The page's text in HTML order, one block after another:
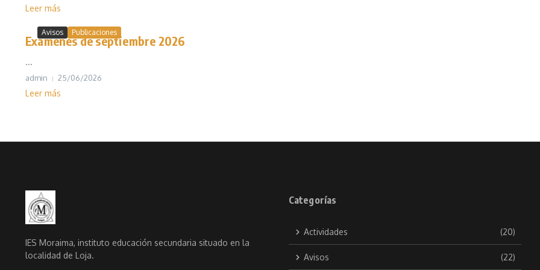
Leer más
Avisos Publicaciones
Exámenes de septiembre 2026
...
admin 25/06/2026
Leer más
IES Moraima, instituto educación secundaria situado en la
localidad de Loja.
Categorías
Actividades (20)
Avisos (22)